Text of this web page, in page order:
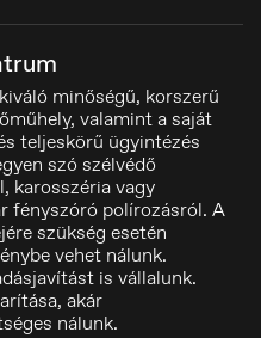
minőségű, korszerű
valamint a saját
teljeskörű ügyintézés
szó szélvédő
karosszéria vagy
fényszóró polírozásról. A
szükség esetén
vehet nálunk.
is vállalunk.
akár
nálunk.